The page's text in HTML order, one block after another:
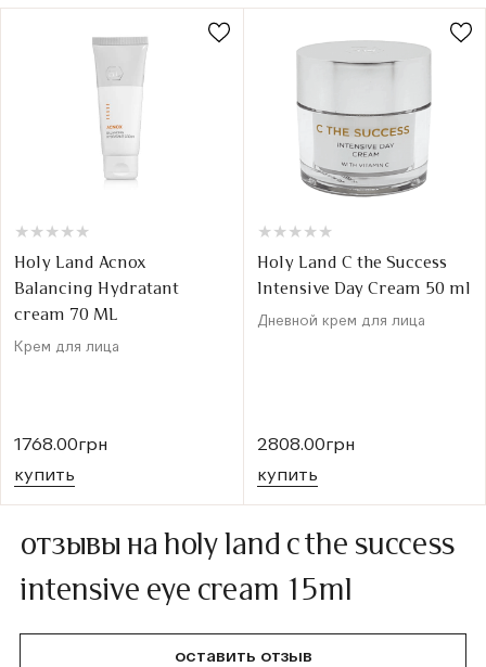
★
★ ★
★ ★
★ ★
★ ★
★
Holy Land Acnox
Balancing Hydratant
cream 70 ML
Крем для лица
1768.00грн
купить
★
★ ★
★ ★
★ ★
★ ★
★
Holy Land C the Success
Intensive Day Cream 50 ml
Дневной крем для лица
2808.00грн
купить
отзывы на holy land c the success
intensive eye cream 15ml
оставить отзыв